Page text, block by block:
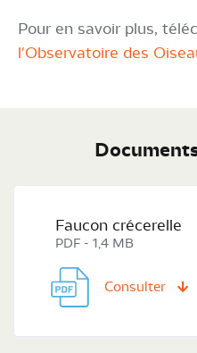
Pour en savoir plus,
l'Observatoire des
Faucon crécerelle
PDF - 1,4 MB
Consulter